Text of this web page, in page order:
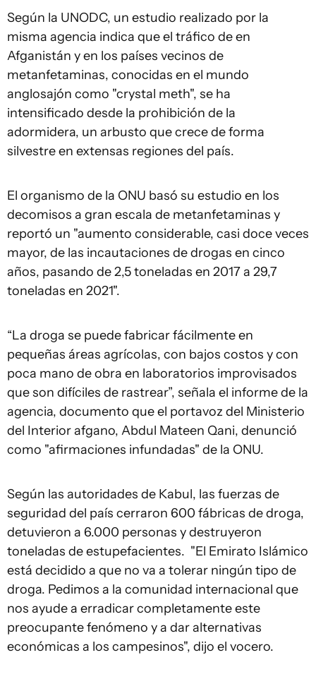
Según la UNODC, un estudio realizado por la
misma agencia indica que el tráfico de en
Afganistán y en los países vecinos de
metanfetaminas, conocidas en el mundo
anglosajón como "crystal meth", se ha
intensificado desde la prohibición de la
adormidera, un arbusto que crece de forma
silvestre en extensas regiones del país.
El organismo de la ONU basó su estudio en los
decomisos a gran escala de metanfetaminas y
reportó un "aumento considerable, casi doce veces
mayor, de las incautaciones de drogas en cinco
años, pasando de 2,5 toneladas en 2017 a 29,7
toneladas en 2021".
“La droga se puede fabricar fácilmente en
pequeñas áreas agrícolas, con bajos costos y con
poca mano de obra en laboratorios improvisados
que son difíciles de rastrear”, señala el informe de la
agencia, documento que el portavoz del Ministerio
del Interior afgano, Abdul Mateen Qani, denunció
como "afirmaciones infundadas" de la ONU.
Según las autoridades de Kabul, las fuerzas de
seguridad del país cerraron 600 fábricas de droga,
detuvieron a 6.000 personas y destruyeron
toneladas de estupefacientes. "El Emirato Islámico
está decidido a que no va a tolerar ningún tipo de
droga. Pedimos a la comunidad internacional que
nos ayude a erradicar completamente este
preocupante fenómeno y a dar alternativas
económicas a los campesinos", dijo el vocero.